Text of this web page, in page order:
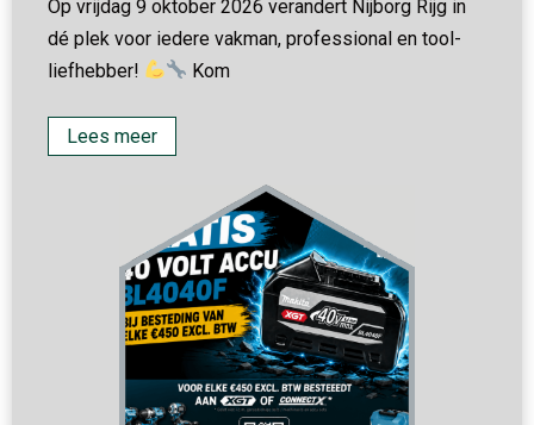
Op vrijdag 9 oktober 2026 verandert Nijborg Rijg in
dé plek voor iedere vakman, professional en tool-
liefhebber!
Kom
Lees meer